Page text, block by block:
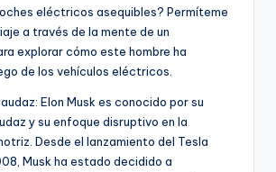
eléctricos asequibles? Permíteme
a través de la mente de un
explorar cómo este hombre ha
de los vehículos eléctricos.
Elon Musk es conocido por su
y su enfoque disruptivo en la
Desde el lanzamiento del Tesla
Musk ha estado decidido a